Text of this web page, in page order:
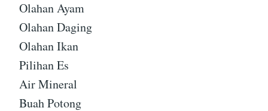
Olahan Ayam
Olahan Daging
Olahan Ikan
Pilihan Es
Air Mineral
Buah Potong